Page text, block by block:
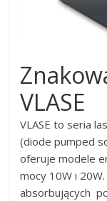
VLASE
VLASE to seria
(diode pumped
oferuje modele
mocy 10W i
absorbujących